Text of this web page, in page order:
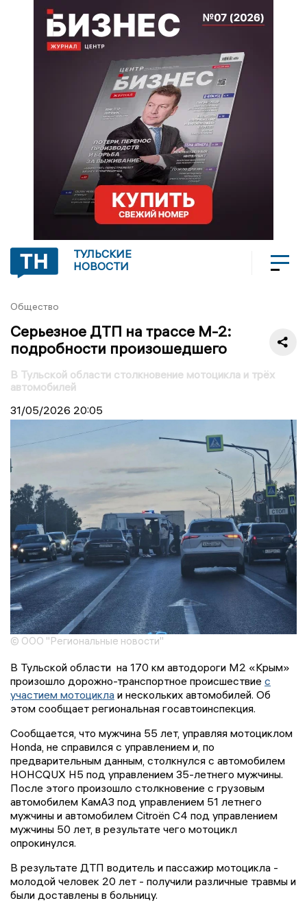
ТУЛЬСКИЕ
НОВОСТИ
Общество
Серьезное ДТП на трассе М-2:
подробности произошедшего
В Тульской области столкновение мотоцикла и трёх
автомобилей
31/05/2026 20:05
© ООО "Региональные новости"
В Тульской области на 170 км автодороги М2 «Крым»
произошло дорожно-транспортное происшествие с
участием мотоцикла и нескольких автомобилей. Об
этом сообщает региональная госавтоинспекция.
Сообщается, что мужчина 55 лет, управляя мотоциклом
Honda, не справился с управлением и, по
предварительным данным, столкнулся с автомобилем
HOHCQUX H5 под управлением 35-летнего мужчины.
После этого произошло столкновение с грузовым
автомобилем КамАЗ под управлением 51 летнего
мужчины и автомобилем Citroën C4 под управлением
мужчины 50 лет, в результате чего мотоцикл
опрокинулся.
В результате ДТП водитель и пассажир мотоцикла -
молодой человек 20 лет - получили различные травмы и
были доставлены в больницу.